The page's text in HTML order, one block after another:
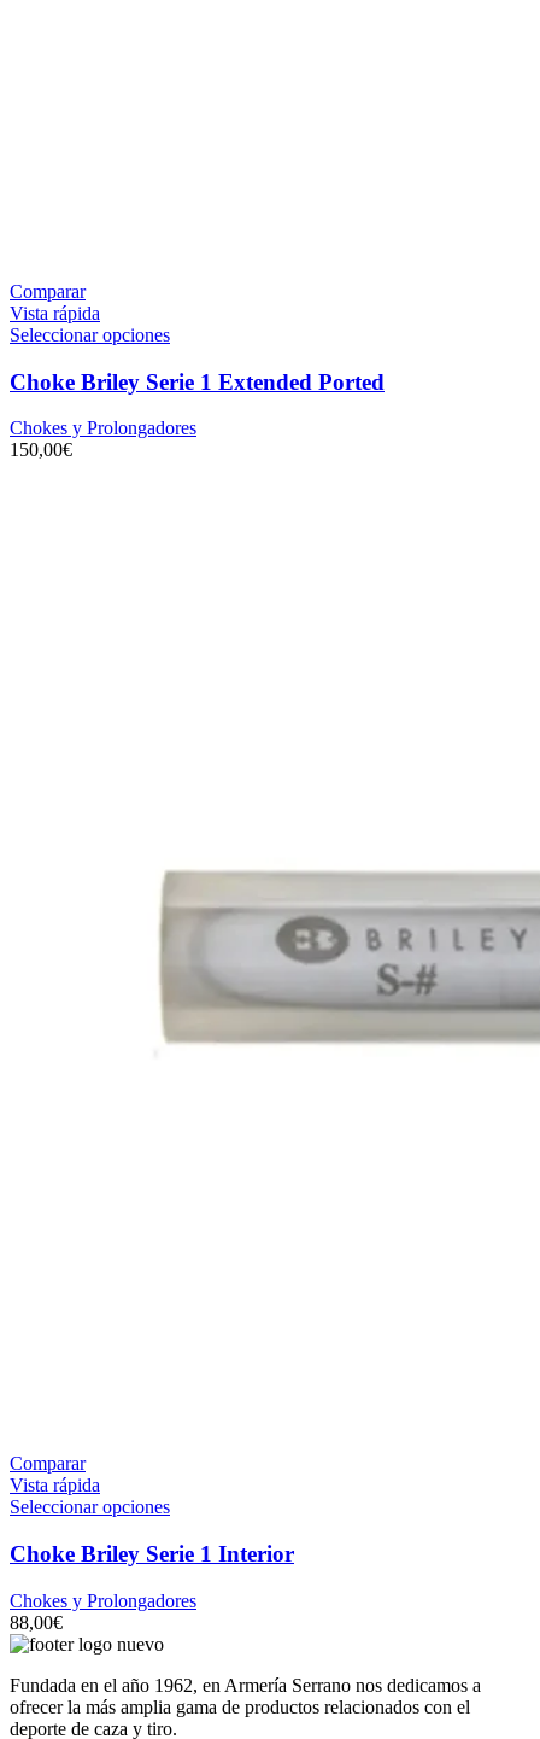
Comparar
Vista rápida
Seleccionar opciones
Choke Briley Serie 1 Extended Ported
Chokes y Prolongadores
150,00€
Comparar
Vista rápida
Seleccionar opciones
Choke Briley Serie 1 Interior
Chokes y Prolongadores
88,00€
Fundada en el año 1962, en Armería Serrano nos dedicamos a
ofrecer la más amplia gama de productos relacionados con el
deporte de caza y tiro.